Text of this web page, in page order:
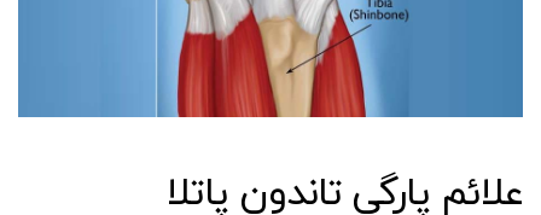
علائم پارگی تاندون پاتلا